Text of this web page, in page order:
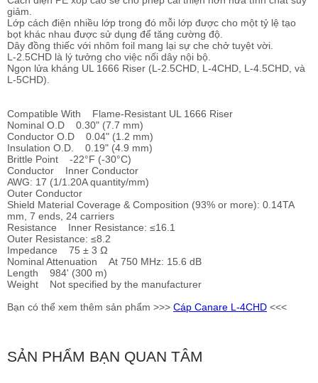
giảm.
Lớp cách điện nhiều lớp trong đó mỗi lớp được cho một tỷ lệ tạo
bọt khác nhau được sử dụng để tăng cường độ.
Dây đồng thiếc với nhôm foil mang lại sự che chở tuyệt vời.
L-2.5CHD là lý tưởng cho việc nối dây nội bộ.
Ngọn lửa kháng UL 1666 Riser (L-2.5CHD, L-4CHD, L-4.5CHD, và
L-5CHD).
Compatible With Flame-Resistant UL 1666 Riser
Nominal O.D 0.30" (7.7 mm)
Conductor O.D 0.04" (1.2 mm)
Insulation O.D. 0.19" (4.9 mm)
Brittle Point -22°F (-30°C)
Conductor Inner Conductor
AWG: 17 (1/1.20A quantity/mm)
Outer Conductor
Shield Material Coverage & Composition (93% or more): 0.14TA
mm, 7 ends, 24 carriers
Resistance Inner Resistance: ≤16.1
Outer Resistance: ≤8.2
Impedance 75 ± 3 Ω
Nominal Attenuation At 750 MHz: 15.6 dB
Length 984' (300 m)
Weight Not specified by the manufacturer
Bạn có thể xem thêm sản phẩm >>> Cáp Canare L-4CHD <<<
SẢN PHẨM BẠN QUAN TÂM